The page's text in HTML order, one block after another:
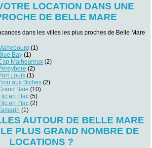
LOCATION DANS UNE
DE BELLE MARE
dans les villes les plus proches de Belle Mare
(1)
Bay (1)
Malheureux (2)
(2)
Louis (1)
aux Biches (2)
Baie (10)
en Flac (5)
en Flac (2)
(1)
AUTOUR DE BELLE MARE
PLUS GRAND NOMBRE DE
LOCATIONS ?